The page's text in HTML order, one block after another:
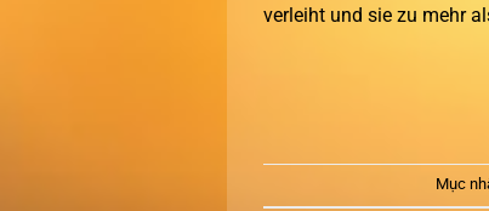
verleiht und sie zu mehr
Mục